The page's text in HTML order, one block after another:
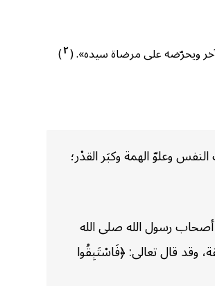
ويحرّضه على مرضاة سيده». (٢)
وعلوّ الهمة وكبَر القدْر؛
رسول الله صلى الله
قال تعالى: ﴿فَاسْتَبِقُوا